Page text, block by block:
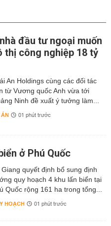
đầu tư ngoại muốn
thị công nghiệp 18 tỷ
An Holdings cùng các đối tác
từ Vương quốc Anh vừa tới
Ninh đề xuất ý tưởng làm...
01 phút trước
ở Phú Quốc
Giang quyết định bổ sung định
quy hoạch 4 khu lấn biển tại
Quốc rộng 161 ha trong tổng...
HOẠCH 01 phút trước